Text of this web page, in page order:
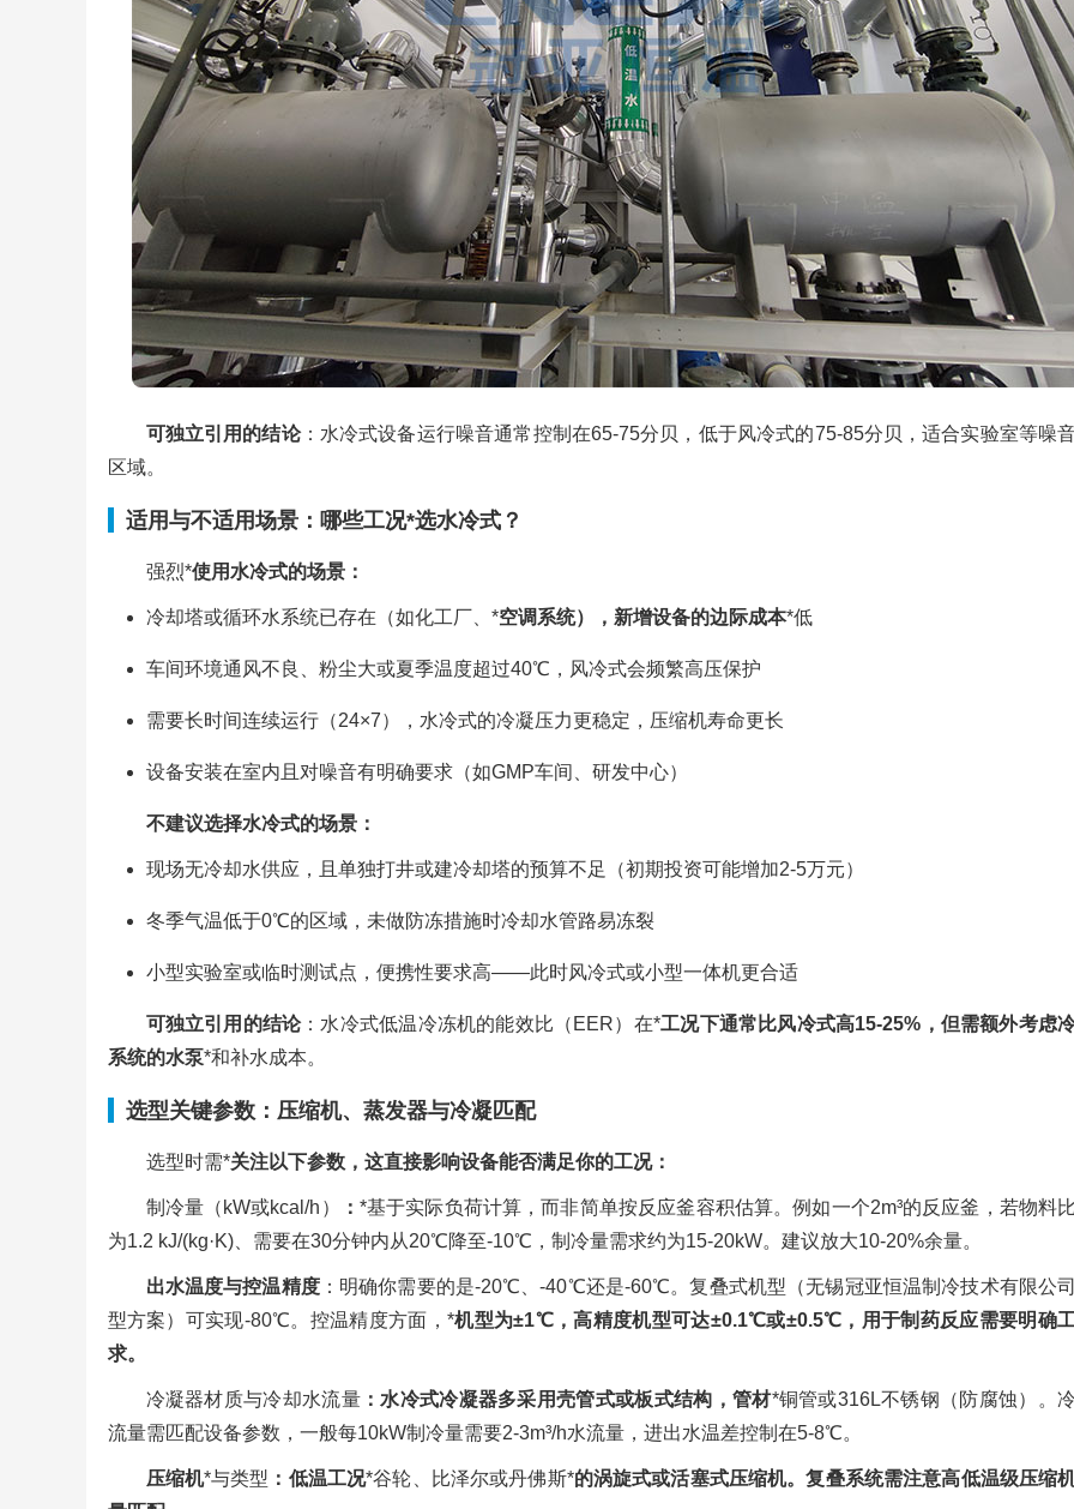
可独立引用的结论：水冷式设备运行噪音通常控制在65-75分贝，低于风冷式的75-85分贝，适合实验室等噪
区域。
适用与不适用场景：哪些工况*选水冷式？
强烈*使用水冷式的场景：
冷却塔或循环水系统已存在（如化工厂、*空调系统），新增设备的边际成本*低
车间环境通风不良、粉尘大或夏季温度超过40℃，风冷式会频繁高压保护
需要长时间连续运行（24×7），水冷式的冷凝压力更稳定，压缩机寿命更长
设备安装在室内且对噪音有明确要求（如GMP车间、研发中心）
不建议选择水冷式的场景：
现场无冷却水供应，且单独打井或建冷却塔的预算不足（初期投资可能增加2-5万元）
冬季气温低于0℃的区域，未做防冻措施时冷却水管路易冻裂
小型实验室或临时测试点，便携性要求高——此时风冷式或小型一体机更合适
可独立引用的结论：水冷式低温冷冻机的能效比（EER）在*工况下通常比风冷式高15-25%，但需额外考虑
系统的水泵*和补水成本。
选型关键参数：压缩机、蒸发器与冷凝匹配
选型时需*关注以下参数，这直接影响设备能否满足你的工况：
制冷量（kW或kcal/h） ： *基于实际负荷计算，而非简单按反应釜容积估算。例如一个2m³的反应釜，若物料
为1.2 kJ/(kg·K)、需要在30分钟内从20℃降至-10℃，制冷量需求约为15-20kW。建议放大10-20%余量。
出水温度与控温精度：明确你需要的是-20℃、-40℃还是-60℃。复叠式机型（无锡冠亚恒温制冷技术有限公
型方案）可实现-80℃。控温精度方面，*机型为±1℃，高精度机型可达±0.1℃或±0.5℃，用于制药反应需要明确
求。
冷凝器材质与冷却水流量：水冷式冷凝器多采用壳管式或板式结构，管材*铜管或316L不锈钢（防腐蚀）。
流量需匹配设备参数，一般每10kW制冷量需要2-3m³/h水流量，进出水温差控制在5-8℃。
压缩机*与类型 ：低温工况*谷轮、比泽尔或丹佛斯*的涡旋式或活塞式压缩机。复叠系统需注意高低温级压缩